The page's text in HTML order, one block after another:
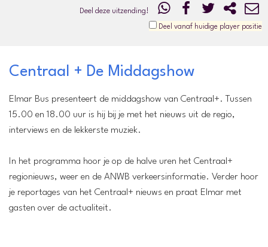
Deel deze uitzending!
Deel vanaf huidige player positie
Centraal + De Middagshow
Elmar Bus presenteert de middagshow van Centraal+. Tussen
15.00 en 18.00 uur is hij bij je met het nieuws uit de regio,
interviews en de lekkerste muziek.
In het programma hoor je op de halve uren het Centraal+
regionieuws, weer en de ANWB verkeersinformatie. Verder hoor
je reportages van het Centraal+ nieuws en praat Elmar met
gasten over de actualiteit.